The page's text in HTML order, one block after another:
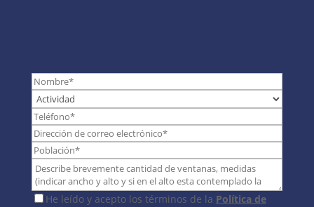
He leído y acepto los términos de la Política de